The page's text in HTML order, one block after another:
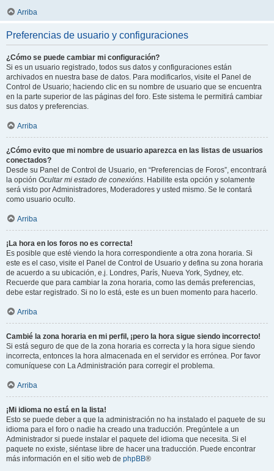
Arriba
Preferencias de usuario y configuraciones
¿Cómo se puede cambiar mi configuración?
Si es un usuario registrado, todos sus datos y configuraciones están
archivados en nuestra base de datos. Para modificarlos, visite el Panel de
Control de Usuario; haciendo clic en su nombre de usuario que se encuentra
en la parte superior de las páginas del foro. Este sistema le permitirá cambiar
sus datos y preferencias.
Arriba
¿Cómo evito que mi nombre de usuario aparezca en las listas de usuarios
conectados?
Desde su Panel de Control de Usuario, en “Preferencias de Foros”, encontrará
la opción Ocultar mi estado de conexións. Habilite esta opción y solamente
será visto por Administradores, Moderadores y usted mismo. Se le contará
como usuario oculto.
Arriba
¡La hora en los foros no es correcta!
Es posible que esté viendo la hora correspondiente a otra zona horaria. Si
este es el caso, visite el Panel de Control de Usuario y defina su zona horaria
de acuerdo a su ubicación, e.j. Londres, París, Nueva York, Sydney, etc.
Recuerde que para cambiar la zona horaria, como las demás preferencias,
debe estar registrado. Si no lo está, este es un buen momento para hacerlo.
Arriba
Cambié la zona horaria en mi perfil, ¡pero la hora sigue siendo incorrecto!
Si está seguro de que de la zona horaria es correcta y la hora sigue siendo
incorrecta, entonces la hora almacenada en el servidor es errónea. Por favor
comuníquese con La Administración para corregir el problema.
Arriba
¡Mi idioma no está en la lista!
Esto se puede deber a que la administración no ha instalado el paquete de su
idioma para el foro o nadie ha creado una traducción. Pregúntele a un
Administrador si puede instalar el paquete del idioma que necesita. Si el
paquete no existe, siéntase libre de hacer una traducción. Puede encontrar
más información en el sitio web de phpBB®